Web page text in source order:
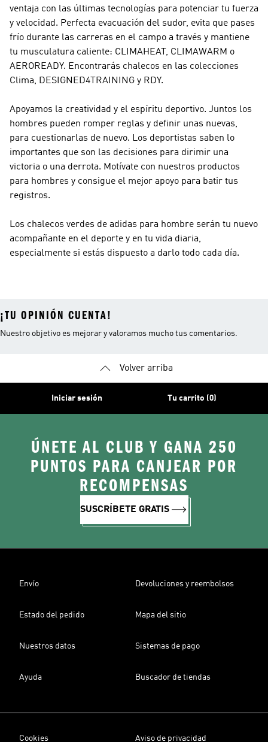
ventaja con las últimas tecnologías para potenciar tu fuerza
y velocidad. Perfecta evacuación del sudor, evita que pases
frío durante las carreras en el campo a través y mantiene
tu musculatura caliente: CLIMAHEAT, CLIMAWARM o
AEROREADY. Encontrarás chalecos en las colecciones
Clima, DESIGNED4TRAINING y RDY.
Apoyamos la creatividad y el espíritu deportivo. Juntos los
hombres pueden romper reglas y definir unas nuevas,
para cuestionarlas de nuevo. Los deportistas saben lo
importantes que son las decisiones para dirimir una
victoria o una derrota. Motívate con nuestros productos
para hombres y consigue el mejor apoyo para batir tus
registros.
Los chalecos verdes de adidas para hombre serán tu nuevo
acompañante en el deporte y en tu vida diaria,
especialmente si estás dispuesto a darlo todo cada día.
¡TU OPINIÓN CUENTA!
Nuestro objetivo es mejorar y valoramos mucho tus comentarios.
Volver arriba
Iniciar sesión Tu carrito (0)
ÚNETE AL CLUB Y GANA 250
PUNTOS PARA CANJEAR POR
RECOMPENSAS
SUSCRÍBETE GRATIS
Envío Devoluciones y reembolsos
Estado del pedido Mapa del sitio
Nuestros datos Sistemas de pago
Ayuda Buscador de tiendas
Cookies Aviso de privacidad